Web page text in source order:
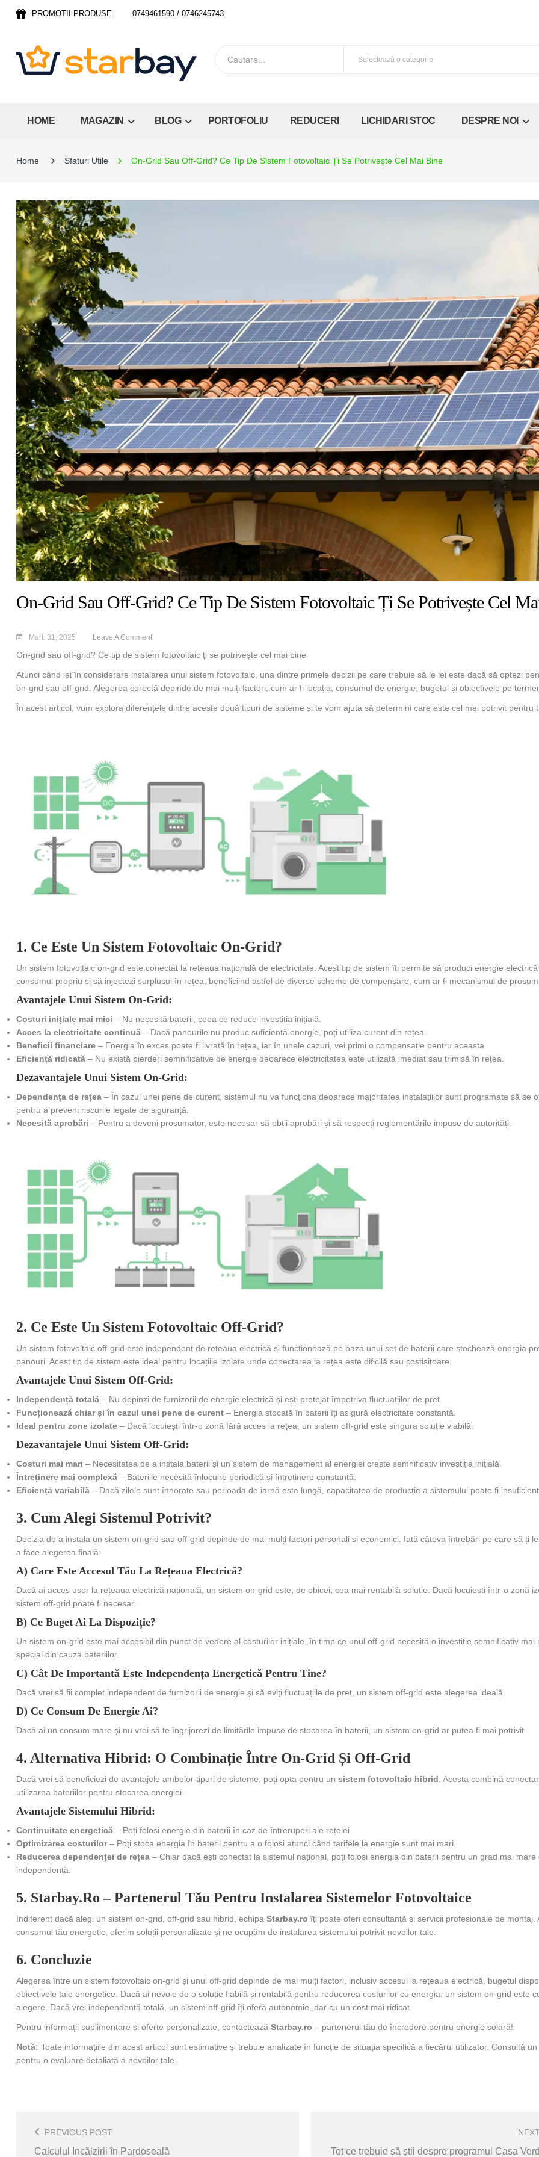
PROMOTII PRODUSE 0749461590 / 0746245743
HOME MAGAZIN BLOG PORTOFOLIU REDUCERI LICHIDARI STOC DESPRE NOI
Home Sfaturi Utile On-Grid Sau Off-Grid? Ce Tip De Sistem Fotovoltaic Ți Se Potrivește Cel Mai Bine
On-Grid Sau Off-Grid? Ce Tip De Sistem Fotovoltaic Ți Se Potrivește Cel
Mart. 31, 2025 Leave A Comment
On-grid sau off-grid? Ce tip de sistem fotovoltaic ți se potrivește cel mai bine
Atunci când iei în considerare instalarea unui sistem fotovoltaic, una dintre primele decizii pe care trebuie să le iei este dacă să optezi
on-grid sau off-grid. Alegerea corectă depinde de mai mulți factori, cum ar fi locația, consumul de energie, bugetul și obiectivele pe
În acest articol, vom explora diferențele dintre aceste două tipuri de sisteme și te vom ajuta să determini care este cel mai potrivit pentru
1. Ce Este Un Sistem Fotovoltaic On-Grid?
Un sistem fotovoltaic on-grid este conectat la rețeaua națională de electricitate. Acest tip de sistem îți permite să produci energie
consumul propriu și să injectezi surplusul în rețea, beneficiind astfel de diverse scheme de compensare, cum ar fi mecanismul de
Avantajele Unui Sistem On-Grid:
Costuri inițiale mai mici – Nu necesită baterii, ceea ce reduce investiția inițială.
Acces la electricitate continuă – Dacă panourile nu produc suficientă energie, poți utiliza curent din rețea.
Beneficii financiare – Energia în exces poate fi livrată în rețea, iar în unele cazuri, vei primi o compensație pentru aceasta.
Eficiență ridicată – Nu există pierderi semnificative de energie deoarece electricitatea este utilizată imediat sau trimisă în rețea.
Dezavantajele Unui Sistem On-Grid:
Dependența de rețea – În cazul unei pene de curent, sistemul nu va funcționa deoarece majoritatea instalațiilor sunt programate să se
pentru a preveni riscurile legate de siguranță.
Necesită aprobări – Pentru a deveni prosumator, este necesar să obții aprobări și să respecți reglementările impuse de autorități.
2. Ce Este Un Sistem Fotovoltaic Off-Grid?
Un sistem fotovoltaic off-grid este independent de rețeaua electrică și funcționează pe baza unui set de baterii care stochează energia
panouri. Acest tip de sistem este ideal pentru locațiile izolate unde conectarea la rețea este dificilă sau costisitoare.
Avantajele Unui Sistem Off-Grid:
Independență totală – Nu depinzi de furnizorii de energie electrică și ești protejat împotriva fluctuațiilor de preț.
Funcționează chiar și în cazul unei pene de curent – Energia stocată în baterii îți asigură electricitate constantă.
Ideal pentru zone izolate – Dacă locuiești într-o zonă fără acces la rețea, un sistem off-grid este singura soluție viabilă.
Dezavantajele Unui Sistem Off-Grid:
Costuri mai mari – Necesitatea de a instala baterii și un sistem de management al energiei crește semnificativ investiția inițială.
Întreținere mai complexă – Bateriile necesită înlocuire periodică și întreținere constantă.
Eficiență variabilă – Dacă zilele sunt înnorate sau perioada de iarnă este lungă, capacitatea de producție a sistemului poate fi
3. Cum Alegi Sistemul Potrivit?
Decizia de a instala un sistem on-grid sau off-grid depinde de mai mulți factori personali și economici. Iată câteva întrebări pe care să ți
a face alegerea finală:
A) Care Este Accesul Tău La Rețeaua Electrică?
Dacă ai acces ușor la rețeaua electrică națională, un sistem on-grid este, de obicei, cea mai rentabilă soluție. Dacă locuiești într-o zonă
sistem off-grid poate fi necesar.
B) Ce Buget Ai La Dispoziție?
Un sistem on-grid este mai accesibil din punct de vedere al costurilor inițiale, în timp ce unul off-grid necesită o investiție semnificativ mai
special din cauza bateriilor.
C) Cât De Importantă Este Independența Energetică Pentru Tine?
Dacă vrei să fii complet independent de furnizorii de energie și să eviți fluctuațiile de preț, un sistem off-grid este alegerea ideală.
D) Ce Consum De Energie Ai?
Dacă ai un consum mare și nu vrei să te îngrijorezi de limitările impuse de stocarea în baterii, un sistem on-grid ar putea fi mai potrivit.
4. Alternativa Hibrid: O Combinație Între On-Grid Și Off-Grid
Dacă vrei să beneficiezi de avantajele ambelor tipuri de sisteme, poți opta pentru un sistem fotovoltaic hibrid . Acesta combină
utilizarea bateriilor pentru stocarea energiei.
Avantajele Sistemului Hibrid:
Continuitate energetică – Poți folosi energie din baterii în caz de întreruperi ale rețelei.
Optimizarea costurilor– Poți stoca energia în baterii pentru a o folosi atunci când tarifele la energie sunt mai mari.
Reducerea dependenței de rețea – Chiar dacă ești conectat la sistemul național, poți folosi energia din baterii pentru un grad mai mare
independență.
5. Starbay.ro – Partenerul Tău Pentru Instalarea Sistemelor Fotovoltaice
Indiferent dacă alegi un sistem on-grid, off-grid sau hibrid, echipa Starbay.ro îți poate oferi consultanță și servicii profesionale de montaj.
consumul tău energetic, oferim soluții personalizate și ne ocupăm de instalarea sistemului potrivit nevoilor tale.
6. Concluzie
Alegerea între un sistem fotovoltaic on-grid și unul off-grid depinde de mai mulți factori, inclusiv accesul la rețeaua electrică, bugetul
obiectivele tale energetice. Dacă ai nevoie de o soluție fiabilă și rentabilă pentru reducerea costurilor cu energia, un sistem on-grid este
alegere. Dacă vrei independență totală, un sistem off-grid îți oferă autonomie, dar cu un cost mai ridicat.
Pentru informații suplimentare și oferte personalizate, contactează Starbay.ro – partenerul tău de încredere pentru energie solară!
Notă: Toate informațiile din acest articol sunt estimative și trebuie analizate în funcție de situația specifică a fiecărui utilizator. Consultă
pentru o evaluare detaliată a nevoilor tale.
Navigation
PREVIOUS POST
Calculul Incălzirii în Pardoseală Tot ce trebuie să știi despre programul Casa